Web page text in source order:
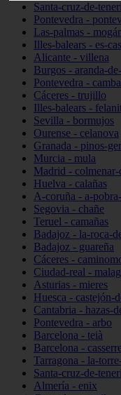
Santa-cruz-de-
Pontevedra -
Las-palmas -
Illes-balears - es-
Alicante - villena
Burgos - aranda-
Pontevedra -
Cáceres - trujillo
Illes-balears -
Sevilla - bormujos
Ourense - celanova
Granada - pinos-
Murcia - mula
Madrid - colmenar-
Huelva - calañas
A-coruña - a-
Segovia - chañe
Teruel - camañas
Badajoz - la-roca-
Badajoz - guareña
Cáceres -
Ciudad-real -
Asturias - mieres
Huesca - castejón-
Cantabria - hazas-
Pontevedra - arbo
Barcelona - teià
Barcelona -
Tarragona - la-
Santa-cruz-de-
Almería - enix